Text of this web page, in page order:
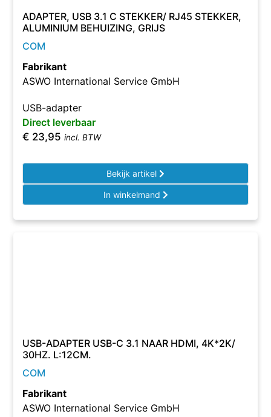
ADAPTER, USB 3.1 C STEKKER/ RJ45 STEKKER,
ALUMINIUM BEHUIZING, GRIJS
COM
Fabrikant
ASWO International Service GmbH
USB-adapter
Direct leverbaar
€ 23,95 incl. BTW
Bekijk artikel
In winkelmand
USB-ADAPTER USB-C 3.1 NAAR HDMI, 4K*2K/
30HZ. L:12CM.
COM
Fabrikant
ASWO International Service GmbH